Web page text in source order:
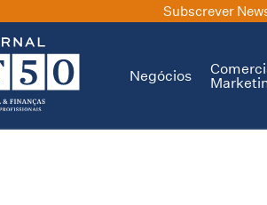
Subscrever
Negócios